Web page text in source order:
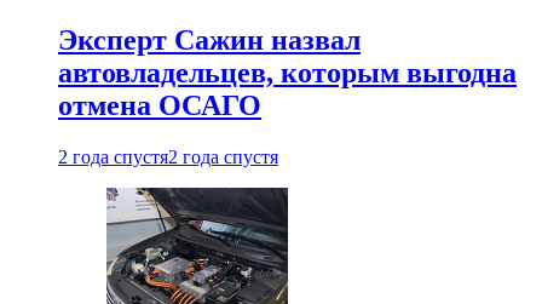
Эксперт Сажин назвал
автовладельцев, которым выгодна
отмена ОСАГО
2 года спустя2 года спустя